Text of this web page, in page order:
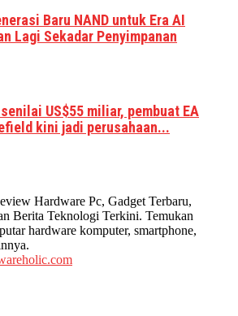
Baru NAND untuk Era AI
Lagi Sekadar Penyimpanan
US$55 miliar, pembuat EA
kini jadi perusahaan...
Hardware Pc, Gadget Terbaru,
Berita Teknologi Terkini. Temukan
hardware komputer, smartphone,